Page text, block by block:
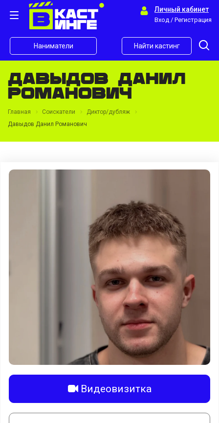
Личный кабинет
Вход / Регистрация
Наниматели Найти кастинг
Давыдов Данил
Романович
Главная Соискатели
Диктор/дубляж
Давыдов Данил Романович
Видеовизитка